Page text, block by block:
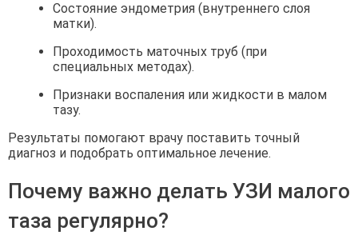
Состояние эндометрия (внутреннего слоя
матки).
Проходимость маточных труб (при
специальных методах).
Признаки воспаления или жидкости в малом
тазу.
Результаты помогают врачу поставить точный
диагноз и подобрать оптимальное лечение.
Почему важно делать УЗИ малого
таза регулярно?